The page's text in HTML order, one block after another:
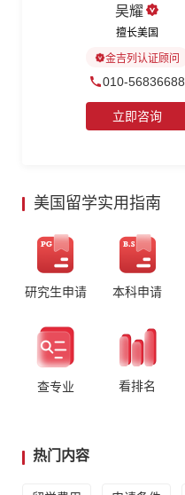
吴耀
擅长美国
金吉列认证顾问
010-56836688
立即咨询
美国留学实用指南
研究生申请 本科申请
查专业 看排名
热门内容